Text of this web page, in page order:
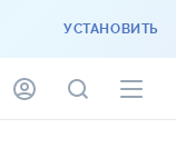
УСТАНОВИТЬ